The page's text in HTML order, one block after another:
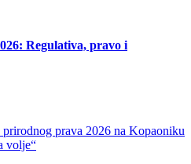
Regulativa, pravo i